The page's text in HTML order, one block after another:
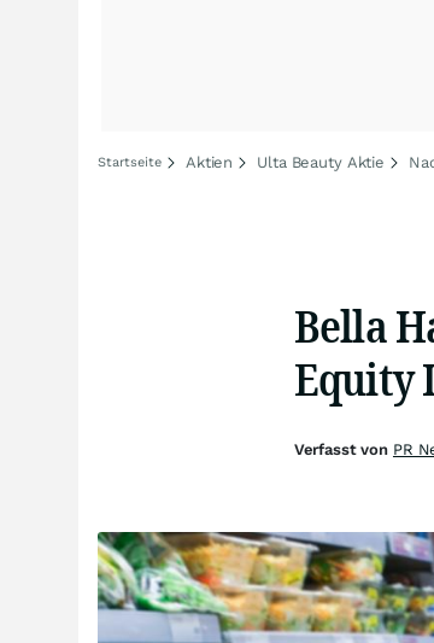
Startseite Aktien Ulta Beauty Aktie
Bella
Equity
Verfasst von PR